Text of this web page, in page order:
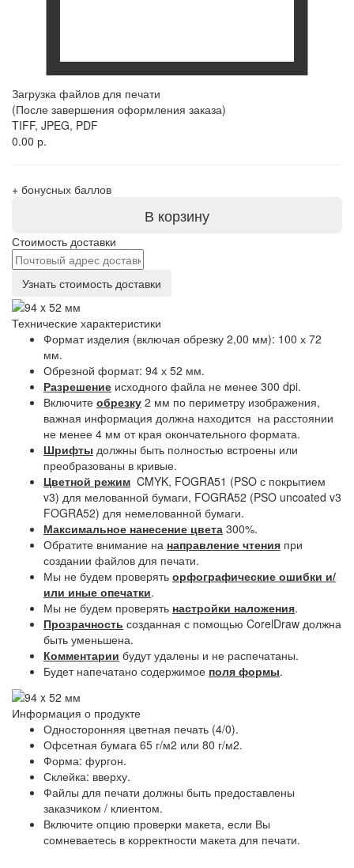
Загрузка файлов для печати
(После завершения оформления заказа)
TIFF, JPEG, PDF
0.00 р.
+ бонусных баллов
В корзину
Стоимость доставки
Узнать стоимость доставки
Технические характеристики
Формат изделия (включая обрезку 2,00 мм): 100 х 72
мм.
Обрезной формат: 94 х 52 мм.
Разрешение исходного файла не менее 300 dpi.
Включите обрезку 2 мм по периметру изображения,
важная информация должна находится на расстоянии
не менее 4 мм от края окончательного формата.
Шрифты должны быть полностью встроены или
преобразованы в кривые.
Цветной режим CMYK, FOGRA51 (PSO с покрытием
v3) для мелованной бумаги, FOGRA52 (PSO uncoated v3
FOGRA52) для немелованной бумаги.
Максимальное нанесение цвета 300%.
Обратите внимание на направление чтения при
создании файлов для печати.
Мы не будем проверять орфографические ошибки и/
или иные опечатки.
Мы не будем проверять настройки наложения.
Прозрачность созданная с помощью CorelDraw должна
быть уменьшена.
Комментарии будут удалены и не распечатаны.
Будет напечатано содержимое поля формы.
Информация о продукте
Односторонняя цветная печать (4/0).
Офсетная бумага 65 г/м2 или 80 г/м2.
Форма: фургон.
Склейка: вверху.
Файлы для печати должны быть предоставлены
заказчиком / клиентом.
Включите опцию проверки макета, если Вы
сомневаетесь в корректности макета для печати.